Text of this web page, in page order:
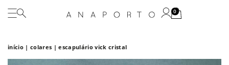
0
início| colares | escapulário vick cristal